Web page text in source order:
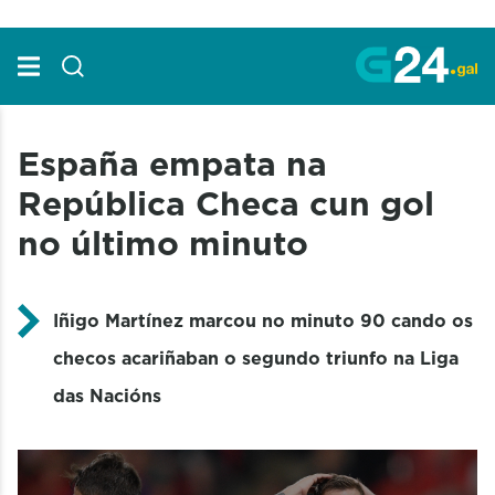
España empata na
República Checa cun gol
no último minuto
Iñigo Martínez marcou no minuto 90 cando os
checos acariñaban o segundo triunfo na Liga
das Nacións